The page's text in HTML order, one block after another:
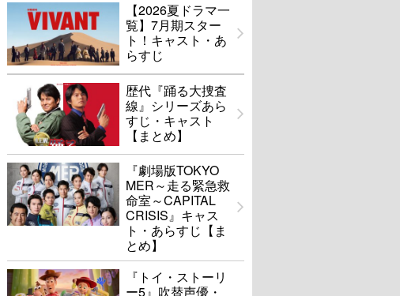
【2026夏ドラマ一
覧】7月期スター
ト！キャスト・あ
らすじ
歴代『踊る大捜査
線』シリーズあら
すじ・キャスト
【まとめ】
『劇場版TOKYO
MER～走る緊急救
命室～CAPITAL
CRISIS』キャス
ト・あらすじ【ま
とめ】
『トイ・ストーリ
ー5』吹替声優・